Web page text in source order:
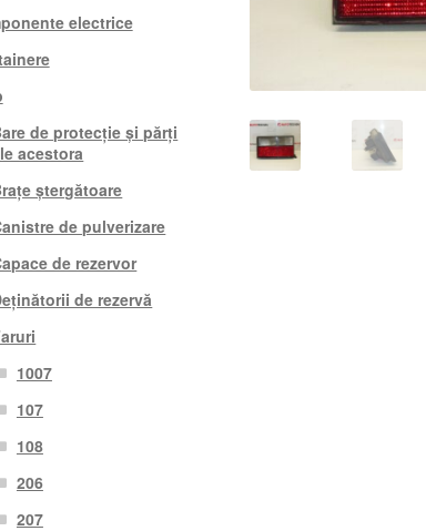
electrice
de protecție și părți
acestora
ștergătoare
de pulverizare
de rezervor
de rezervă
1007
107
108
206
207